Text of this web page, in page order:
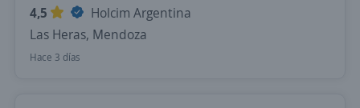
4,5
Holcim Argentina
Las Heras, Mendoza
Hace 3 días